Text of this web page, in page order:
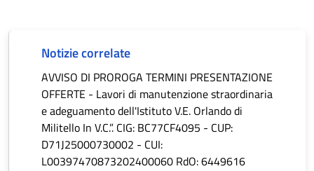
Notizie correlate
AVVISO DI PROROGA TERMINI PRESENTAZIONE
OFFERTE - Lavori di manutenzione straordinaria
e adeguamento dell'Istituto V.E. Orlando di
Militello In V.C.”. CIG: BC77CF4095 - CUP:
D71J25000730002 - CUI:
L00397470873202400060 RdO: 6449616